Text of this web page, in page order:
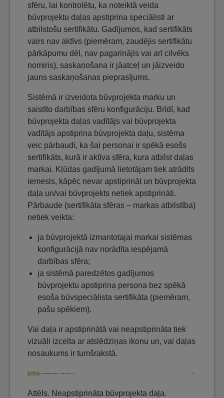
sfēru, lai kontrolētu, ka noteiktā veida
būvprojektu daļas apstiprina speciālisti ar
atbilstošu sertifikātu. Gadījumos, kad sertifikāts
vairs nav aktīvs (piemēram, zaudējis sertifikātu
pārkāpumu dēl, nav pagarinājis vai arī cilvēks
nomiris), saskaņošana ir jāatceļ un jāizveido
jauns saskaņošanas pieprasījums.
Sistēmā ir izveidota būvprojekta marku un
saistīto darbības sfēru konfigurāciju. Brīdī, kad
būvprojekta daļas vadītājs vai būvprojekta
vadītājs apstiprina būvprojekta daļu, sistēma
veic pārbaudi, ka šai personai ir spēkā esošs
sertifikāts, kurā ir aktīva sfēra, kura atbilst daļas
markai. Kļūdas gadījumā lietotājam tiek atrādīts
iemesls, kāpēc nevar apstiprināt un būvprojekta
daļa un/vai būvprojekts netiek apstiprināti.
Pārbaude (sertifikāta sfēras – markas atbilstība)
netiek veikta:
ja būvprojektā izmantotajai markai sistēmas
konfigurācijā nav norādīta iespējamā
darbības sfēra;
ja sistēmā paredzētos gadījumos
būvprojektu apstiprina persona bez spēkā
esoša būvspeciālista sertifikāta (piemēram,
pašu spēkiem).
Vai daļa ir apstiprinātā vai neapstiprināta tiek
vizuāli izcelta ar atslēdziņas ikonu un, vai daļas
nosaukums ir tumšrakstā.
Attēls. Neapstiprināta būvprojekta daļa.